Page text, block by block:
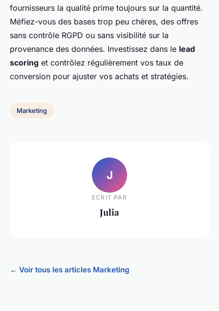
fournisseurs la qualité prime toujours sur la quantité.
Méfiez-vous des bases trop peu chères, des offres
sans contrôle RGPD ou sans visibilité sur la
provenance des données. Investissez dans le lead
scoring et contrôlez régulièrement vos taux de
conversion pour ajuster vos achats et stratégies.
Marketing
J
ECRIT PAR
Julia
← Voir tous les articles Marketing